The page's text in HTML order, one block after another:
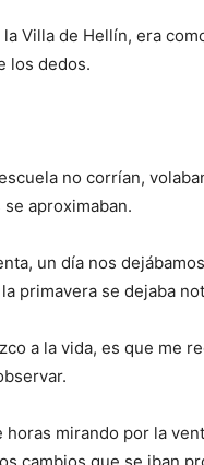
Villa de Hellín, era
los dedos.
no corrían,
aproximaban.
un día nos
primavera se dejaba
a la vida, es que me
horas mirando por la